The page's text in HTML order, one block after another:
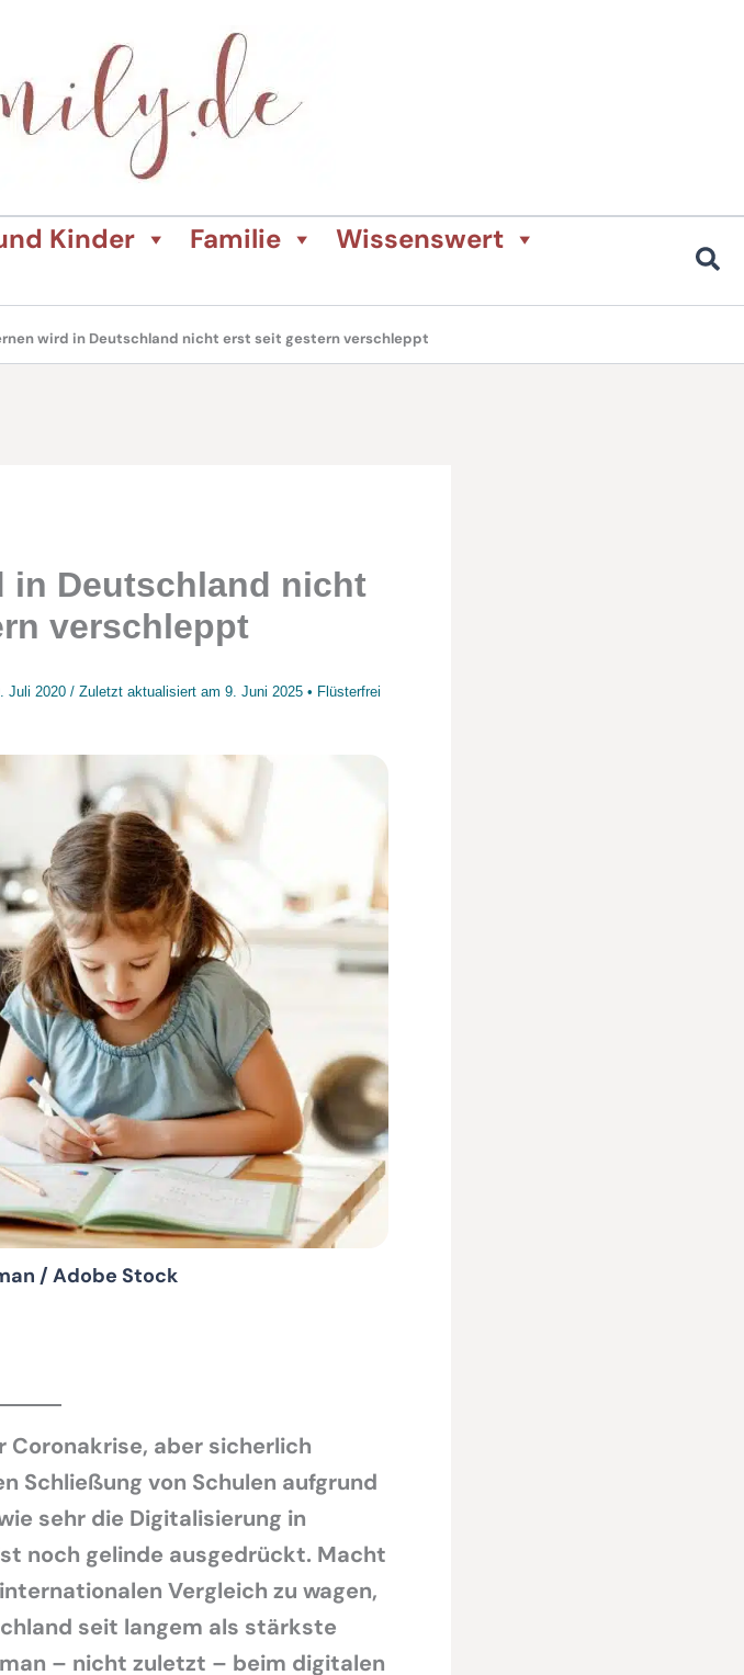
Kinder Familie
Wissenswert
wird in Deutschland nicht erst seit gestern verschleppt
in Deutschland nicht
verschleppt
Juli 2020 / Zuletzt aktualisiert am 9. Juni 2025 • Flüsterfrei
/ Adobe Stock
aber sicherlich
Schließung von Schulen aufgrund
sehr die Digitalisierung in
noch gelinde ausgedrückt. Macht
Vergleich zu wagen,
seit langem als stärkste
– nicht zuletzt – beim digitalen